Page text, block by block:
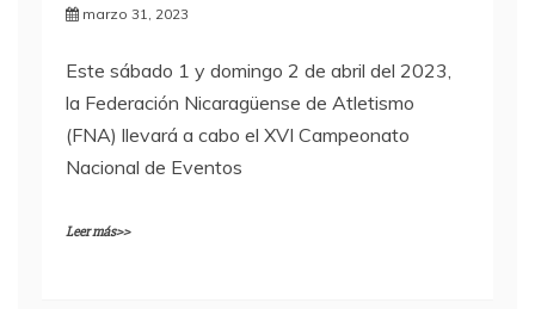
marzo 31, 2023
Este sábado 1 y domingo 2 de abril del 2023,
la Federación Nicaragüense de Atletismo
(FNA) llevará a cabo el XVI Campeonato
Nacional de Eventos
Leer más>>